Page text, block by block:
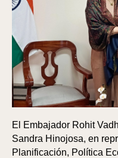
El Embajador Rohit
Sandra Hinojosa, en
Planificación, Política